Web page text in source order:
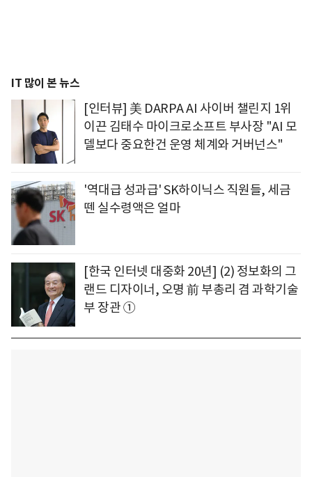
IT 많이 본 뉴스
[인터뷰] 美 DARPA AI 사이버 챌린지 1위
이끈 김태수 마이크로소프트 부사장 "AI 모
델보다 중요한건 운영 체계와 거버넌스"
'역대급 성과급' SK하이닉스 직원들, 세금
뗀 실수령액은 얼마
[한국 인터넷 대중화 20년] (2) 정보화의 그
랜드 디자이너, 오명 前 부총리 겸 과학기술
부 장관 ①